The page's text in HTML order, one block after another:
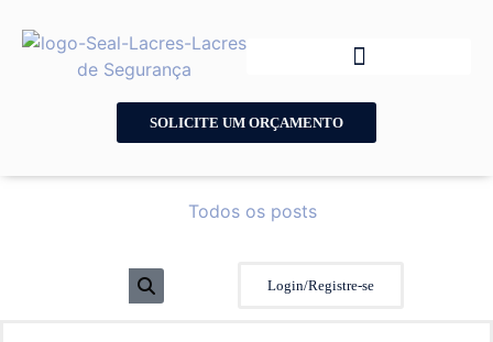
SOLICITE UM ORÇAMENTO
Todos os posts
Login/Registre-se